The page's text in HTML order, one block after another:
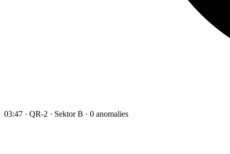
03:47 · QR-2 · Sektor B · 0 anomalies